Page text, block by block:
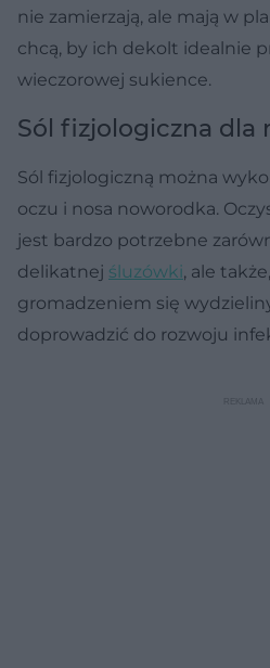
nie zamierzają, ale mają w
chcą, by ich dekolt idealnie
wieczorowej sukience.
Sól fizjologiczna dla
Sól fizjologiczną można
oczu i nosa noworodka.
jest bardzo potrzebne
delikatnej śluzówki, ale
gromadzeniem się
doprowadzić do rozwoju